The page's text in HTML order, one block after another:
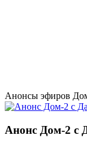
Анонсы эфиров
Анонс Дом-2 с